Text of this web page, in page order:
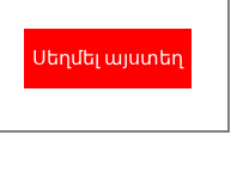
Սեղմել այստեղ